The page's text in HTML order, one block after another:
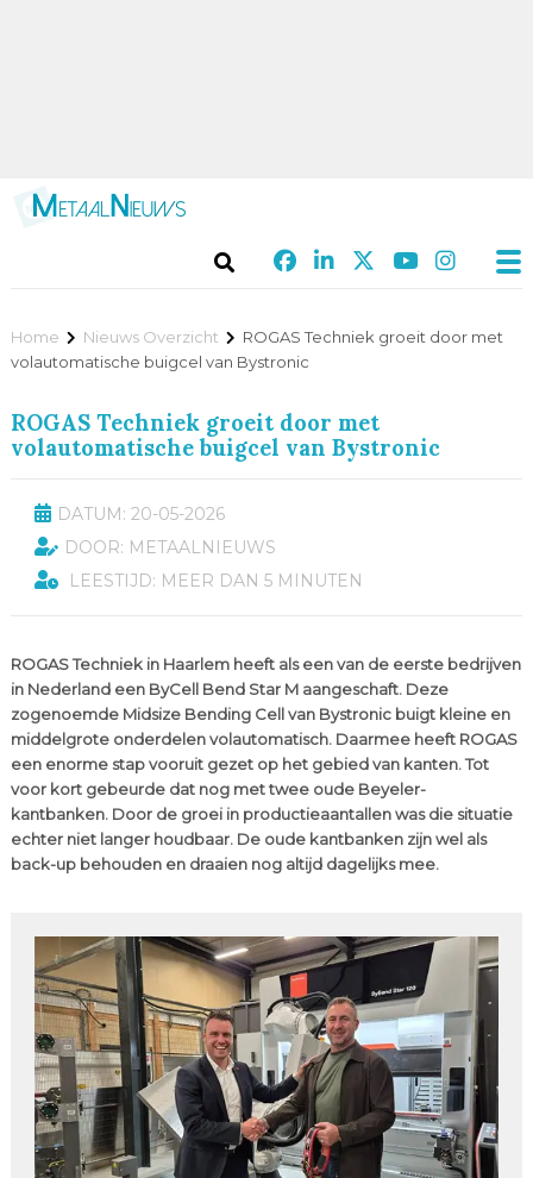
Home Nieuws Overzicht
ROGAS Techniek groeit door met
volautomatische buigcel van Bystronic
ROGAS Techniek groeit door met
volautomatische buigcel van Bystronic
DATUM: 20-05-2026
DOOR: METAALNIEUWS
LEESTIJD: MEER DAN 5 MINUTEN
ROGAS Techniek in Haarlem heeft als een van de eerste bedrijven
in Nederland een ByCell Bend Star M aangeschaft. Deze
zogenoemde Midsize Bending Cell van Bystronic buigt kleine en
middelgrote onderdelen volautomatisch. Daarmee heeft ROGAS
een enorme stap vooruit gezet op het gebied van kanten. Tot
voor kort gebeurde dat nog met twee oude Beyeler-
kantbanken. Door de groei in productieaantallen was die situatie
echter niet langer houdbaar. De oude kantbanken zijn wel als
back-up behouden en draaien nog altijd dagelijks mee.